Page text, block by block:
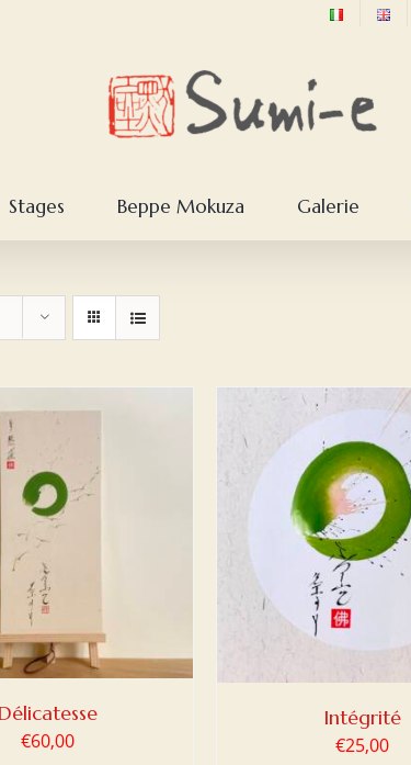
Stages Beppe Mokuza Galerie
€60,00
AU PANIER
Intégrité
€25,00